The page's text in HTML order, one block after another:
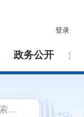
登录
政务公开 解